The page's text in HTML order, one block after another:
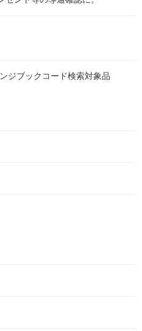
ジブックコード検索対象品